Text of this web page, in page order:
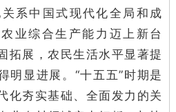
中国式现代化全局和成
业综合生产能力迈上新台
拓展，农民生活水平显著提
明显进展。“十五五”时期是
化夯实基础、全面发力的关